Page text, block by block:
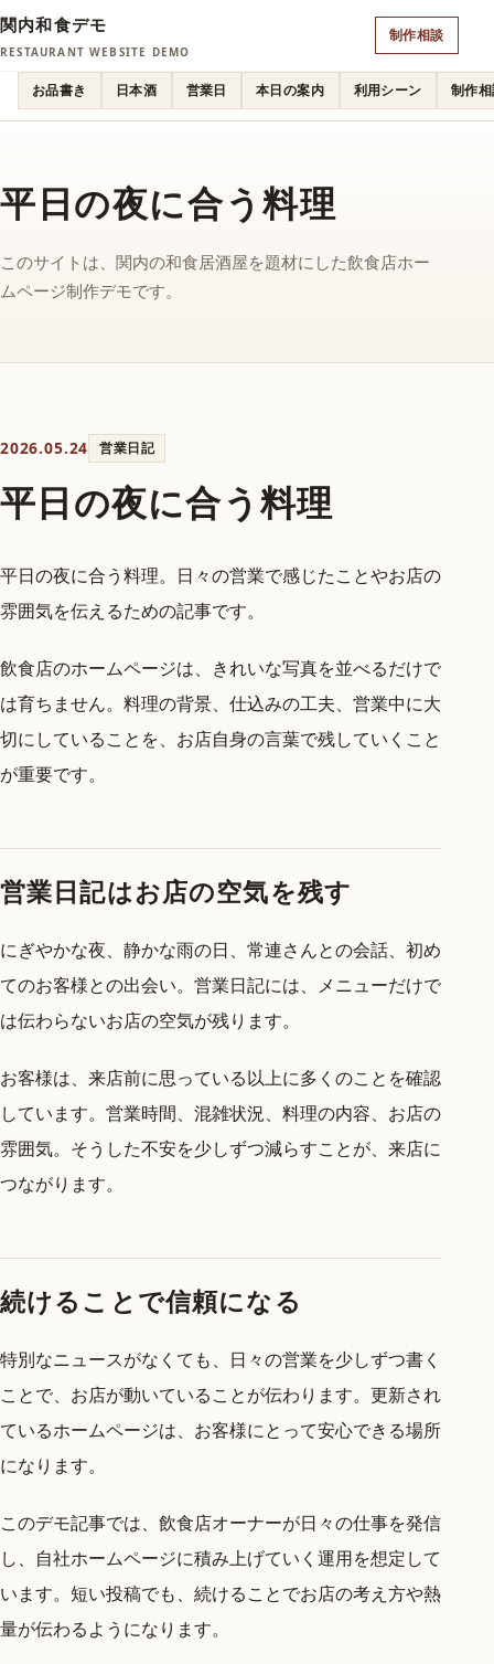
関内和食デモ
RESTAURANT WEBSITE DEMO
制作相談
お品書き 日本酒 営業日 本日の案内 利用シーン 制作
平日の夜に合う料理
このサイトは、関内の和食居酒屋を題材にした飲食店ホー
ムページ制作デモです。
2026.05.24 営業日記
平日の夜に合う料理
平日の夜に合う料理。日々の営業で感じたことやお店の
雰囲気を伝えるための記事です。
飲食店のホームページは、きれいな写真を並べるだけで
は育ちません。料理の背景、仕込みの工夫、営業中に大
切にしていることを、お店自身の言葉で残していくこと
が重要です。
営業日記はお店の空気を残す
にぎやかな夜、静かな雨の日、常連さんとの会話、初め
てのお客様との出会い。営業日記には、メニューだけで
は伝わらないお店の空気が残ります。
お客様は、来店前に思っている以上に多くのことを確認
しています。営業時間、混雑状況、料理の内容、お店の
雰囲気。そうした不安を少しずつ減らすことが、来店に
つながります。
続けることで信頼になる
特別なニュースがなくても、日々の営業を少しずつ書く
ことで、お店が動いていることが伝わります。更新され
ているホームページは、お客様にとって安心できる場所
になります。
このデモ記事では、飲食店オーナーが日々の仕事を発信
し、自社ホームページに積み上げていく運用を想定して
います。短い投稿でも、続けることでお店の考え方や熱
量が伝わるようになります。